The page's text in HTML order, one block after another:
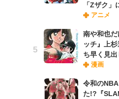
「Zザク
アニメ
南や和也
ッチ』上
ち早く見出
漫画
令和の
た!?『